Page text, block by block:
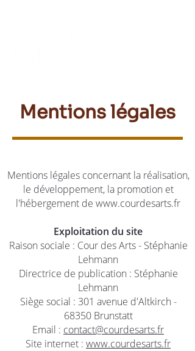
Mentions légales
Mentions légales concernant la réalisation,
le développement, la promotion et
l'hébergement de www.courdesarts.fr
Exploitation du site
Raison sociale : Cour des Arts - Stéphanie
Lehmann
Directrice de publication : Stéphanie
Lehmann
Siège social : 301 avenue d'Altkirch -
68350 Brunstatt
Email : contact@courdesarts.fr
Site internet : www.courdesarts.fr